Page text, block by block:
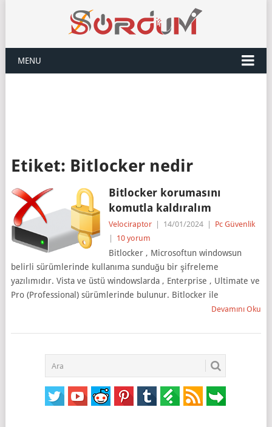
MENU
Etiket: Bitlocker nedir
Bitlocker korumasını
komutla kaldıralım
Velociraptor 14/01/2024
Pc Güvenlik
10 yorum
Bitlocker , Microsoftun windowsun
belirli sürümlerinde kullanıma sunduğu bir şifreleme
yazılımıdır. Vista ve üstü windowslarda , Enterprise , Ultimate ve
Pro (Professional) sürümlerinde bulunur. Bitlocker ile
Devamını Oku